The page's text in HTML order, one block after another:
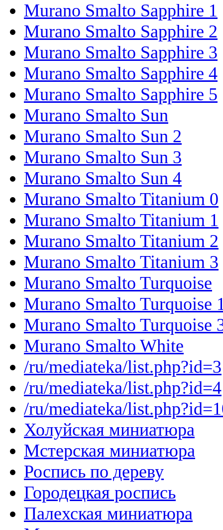
Murano Smalto Sapphire 1
Murano Smalto Sapphire 2
Murano Smalto Sapphire 3
Murano Smalto Sapphire 4
Murano Smalto Sapphire 5
Murano Smalto Sun
Murano Smalto Sun 2
Murano Smalto Sun 3
Murano Smalto Sun 4
Murano Smalto Titanium 0
Murano Smalto Titanium 1
Murano Smalto Titanium 2
Murano Smalto Titanium 3
Murano Smalto Turquoise
Murano Smalto Turquoise
Murano Smalto Turquoise
Murano Smalto White
/ru/mediateka/list.php?id=3
/ru/mediateka/list.php?id=4
/ru/mediateka/
Холуйская миниатюра
Мстерская миниатюра
Роспись по дереву
Городецкая роспись
Палехская миниатюра